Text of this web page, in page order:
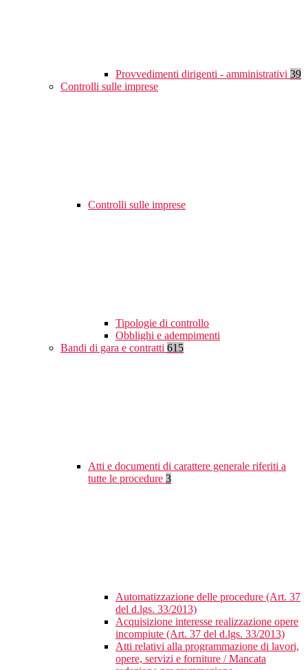
Provvedimenti dirigenti - amministrativi 39
Controlli sulle imprese
Controlli sulle imprese
Tipologie di controllo
Obblighi e adempimenti
Bandi di gara e contratti 615
Atti e documenti di carattere generale riferiti a
tutte le procedure 3
Automatizzazione delle procedure (Art. 37
del d.lgs. 33/2013)
Acquisizione interesse realizzazione opere
incompiute (Art. 37 del d.lgs. 33/2013)
Atti relativi alla programmazione di lavori,
opere, servizi e forniture / Mancata